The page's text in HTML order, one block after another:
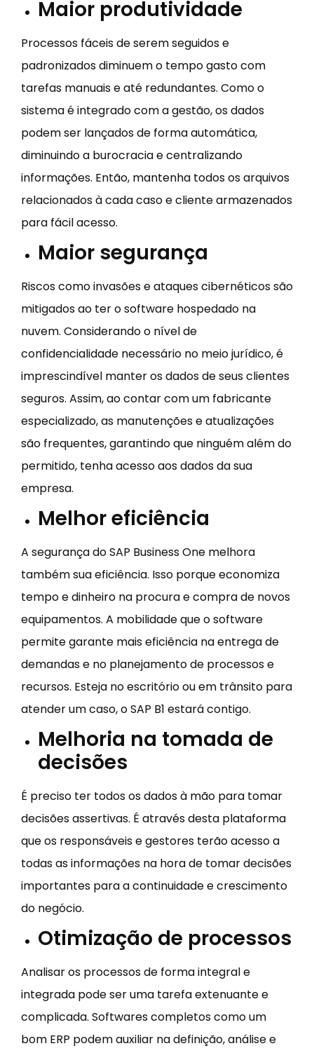
Maior produtividade
Processos fáceis de serem seguidos e
padronizados diminuem o tempo gasto com
tarefas manuais e até redundantes. Como o
sistema é integrado com a gestão, os dados
podem ser lançados de forma automática,
diminuindo a burocracia e centralizando
informações. Então, mantenha todos os arquivos
relacionados à cada caso e cliente armazenados
para fácil acesso.
Maior segurança
Riscos como invasões e ataques cibernéticos são
mitigados ao ter o software hospedado na
nuvem. Considerando o nível de
confidencialidade necessário no meio jurídico, é
imprescindível manter os dados de seus clientes
seguros. Assim, ao contar com um fabricante
especializado, as manutenções e atualizações
são frequentes, garantindo que ninguém além do
permitido, tenha acesso aos dados da sua
empresa.
Melhor eficiência
A segurança do SAP Business One melhora
também sua eficiência. Isso porque economiza
tempo e dinheiro na procura e compra de novos
equipamentos. A mobilidade que o software
permite garante mais eficiência na entrega de
demandas e no planejamento de processos e
recursos. Esteja no escritório ou em trânsito para
atender um caso, o SAP B1 estará contigo.
Melhoria na tomada de
decisões
É preciso ter todos os dados à mão para tomar
decisões assertivas. É através desta plataforma
que os responsáveis e gestores terão acesso a
todas as informações na hora de tomar decisões
importantes para a continuidade e crescimento
do negócio.
Otimização de processos
Analisar os processos de forma integral e
integrada pode ser uma tarefa extenuante e
complicada. Softwares completos como um
bom ERP podem auxiliar na definição, análise e